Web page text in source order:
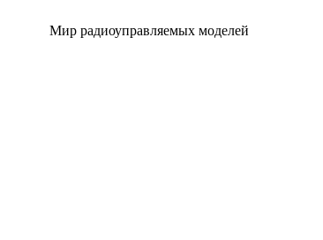
Мир радиоуправляемых моделей